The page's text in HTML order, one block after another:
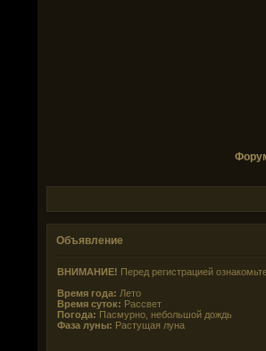
Объявление
ВНИМАНИЕ! Перед регистрацией
Время года: Лето
Время суток: Рассвет
Погода: Пасмурно, небольшой дождь
Фаза луны: Растущая луна